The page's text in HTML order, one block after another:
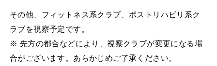
その他、フィットネス系クラブ、ポストリハビリ系ク
ラブを視察予定です。
※ 先方の都合などにより、視察クラブが変更になる場
合がございます。あらかじめご了承ください。